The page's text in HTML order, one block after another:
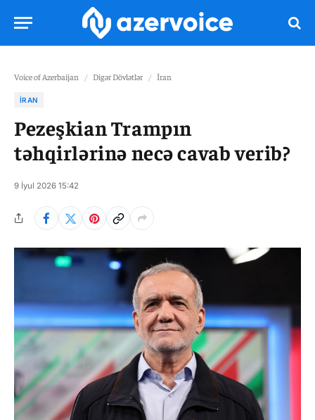
Voice of Azerbaijan / Digər Dövlətlər / İran
İRAN
Pezeşkian Trampın
təhqirlərinə necə cavab verib?
9 İyul 2026 15:42